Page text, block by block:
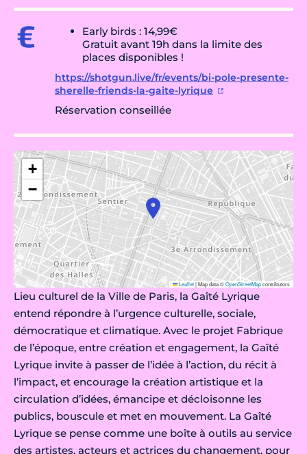
Early birds : 14,99€
Gratuit avant 19h dans la limite des
places disponibles !
https://shotgun.live/fr/events/bi-pole-presente-
sherelle-friends-la-gaite-lyrique
Réservation conseillée
+
−
Leaflet|Map data ©OpenStreetMapcontributors
Lieu culturel de la Ville de Paris, la Gaîté Lyrique
entend répondre à l’urgence culturelle, sociale,
démocratique et climatique. Avec le projet Fabrique
de l’époque, entre création et engagement, la Gaîté
Lyrique invite à passer de l’idée à l’action, du récit à
l’impact, et encourage la création artistique et la
circulation d’idées, émancipe et décloisonne les
publics, bouscule et met en mouvement. La Gaîté
Lyrique se pense comme une boîte à outils au service
des artistes, acteurs et actrices du changement, pour